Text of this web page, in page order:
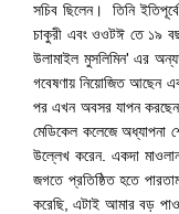
সচিব ছিলেন। তিনি
চাকুরী এবং ওওটঈ তে ১৯
উলামাইল মুসলিমিন' এর
গবেষণায় নিয়োজিত আছেন
পর এখন অবসর যাপন
মেডিকেল কলেজে অধ্যাপনা
উল্লেখ করেন. একদা
জগতে প্রতিষ্ঠিত হতে
করেছি, এটাই আমার বড়